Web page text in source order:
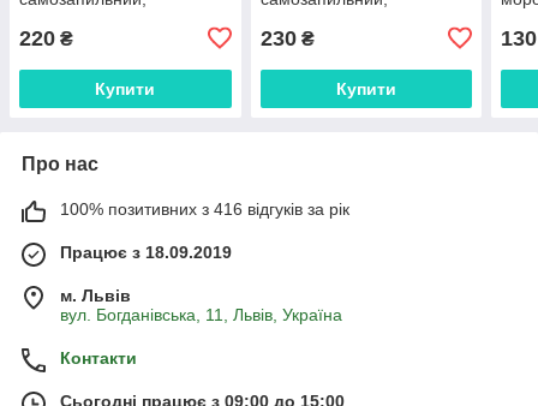
220 ₴
Купити
230₴
Купити
130
Про нас
100% позитивних з 416 відгуків за рік
Працює з 18.09.2019
м. Львів
вул. Богданівська, 11, Львів, Україна
Контакти
Сьогодні працює з 09:00 до 15:00